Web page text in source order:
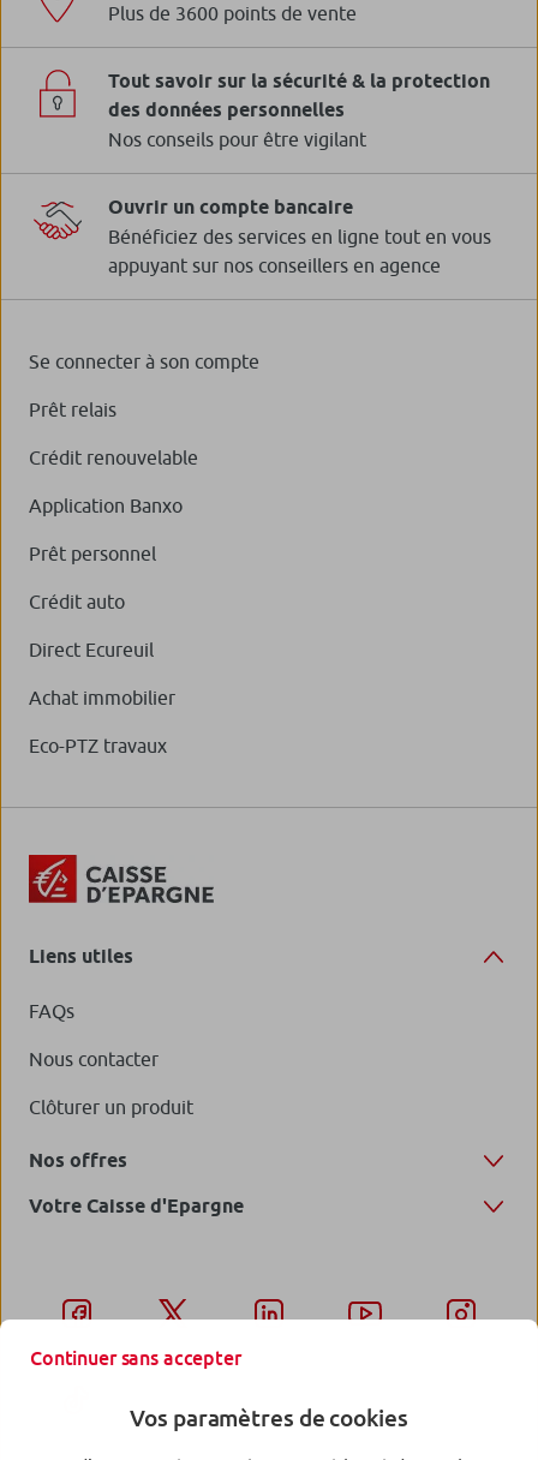
Plus de 3600 points de vente
Tout savoir sur la sécurité & la protection
des données personnelles
Nos conseils pour être vigilant
Ouvrir un compte bancaire
Bénéficiez des services en ligne tout en vous
appuyant sur nos conseillers en agence
Se connecter à son compte
Prêt relais
Crédit renouvelable
Application Banxo
Prêt personnel
Crédit auto
Direct Ecureuil
Achat immobilier
Eco-PTZ travaux
Liens utiles
FAQs
Nous contacter
Clôturer un produit
Nos offres
Votre Caisse d'Epargne
Continuer sans accepter
Vos paramètres de cookies